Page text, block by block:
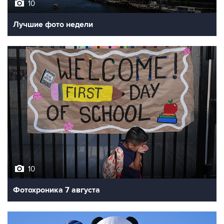
Лучшие фото недели
10
Фотохроника 7 августа